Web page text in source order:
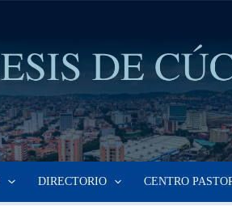
DIRECTORIO CENTRO